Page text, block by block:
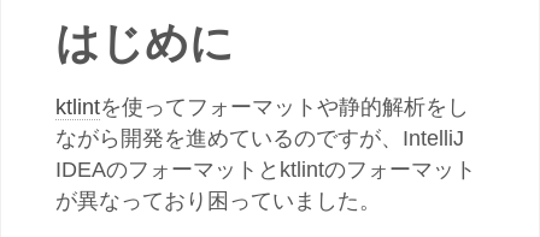
はじめに
ktlintを使ってフォーマットや静的解析をし
ながら開発を進めているのですが、IntelliJ
IDEAのフォーマットとktlintのフォーマット
が異なっており困っていました。